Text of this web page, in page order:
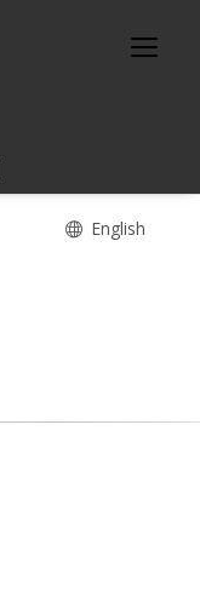
English